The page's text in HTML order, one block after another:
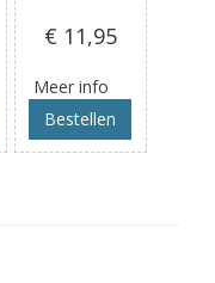
€ 11,95
Meer info
Bestellen